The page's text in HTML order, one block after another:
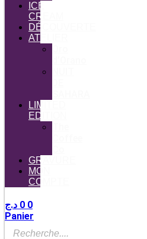
ICE
CREAM
DÉCOUVERTE
ATELIER
LIMITED
EDITION
GRAVURE
MON
COMPTE
0 د.ج
0
Panier